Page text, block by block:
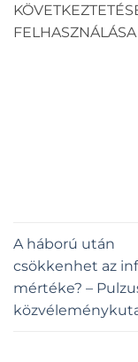
A háború után
csökkenhet az
mértéke? –